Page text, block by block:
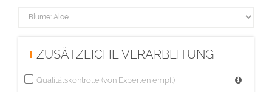
ZUSÄTZLICHE VERARBEITUNG
Qualitätskontrolle (von Experten empf.)